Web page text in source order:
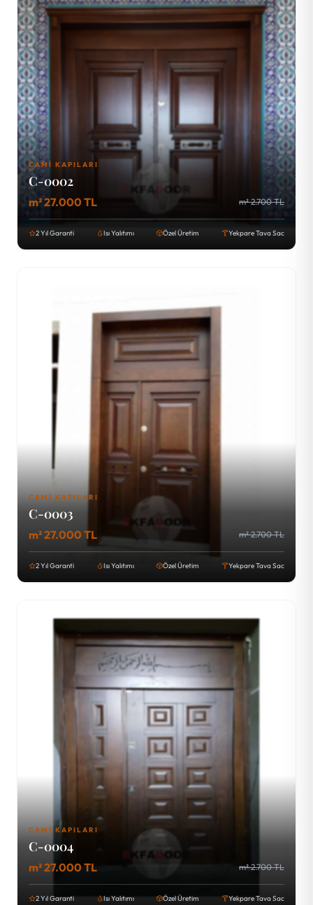
CAMI KAPILARI
C-0002
m² 27.000 TL m² 2.700 TL
2 Yıl Garanti Isı Yalıtımı Özel Üretim Yekpare Tava Sac
CAMI KAPILARI
C-0003
m² 27.000 TL m² 2.700 TL
2 Yıl Garanti Isı Yalıtımı Özel Üretim Yekpare Tava Sac
CAMI KAPILARI
C-0004
m² 27.000 TL m² 2.700 TL
2 Yıl Garanti Isı Yalıtımı Özel Üretim Yekpare Tava Sac